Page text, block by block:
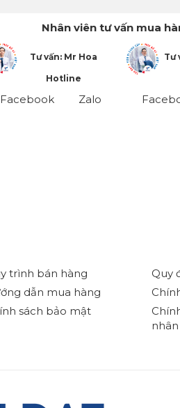
Nhân viên tư vấn mua
Tư vấn: Mr Hoa
Hotline
Facebook Zalo
Tư
trình bán hàng
dẫn mua hàng
sách bảo mật
Quy